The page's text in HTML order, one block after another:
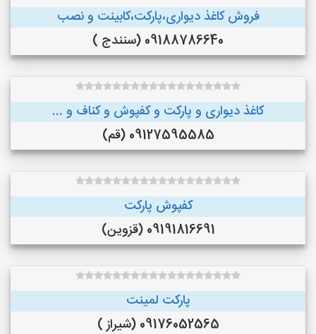
فروش کاغذ دیواری،پارکت،کابینت و نصب
09188786640 (سنندج )
کاغذ دیواری و پارکت و کفپوش و کناف و ...
09127595585 (قم)
کفپوش پارکت
09191816691 (قزوین)
پارکت لمینت
09176052565 (شیراز )